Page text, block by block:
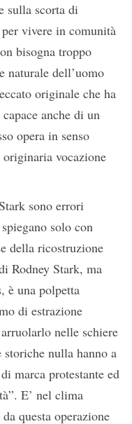
sulla scorta di
vivere in comunità
bisogna troppo
naturale dell’uomo
originale che ha
anche di un
opera in senso
vocazione
sono errori
solo con
della ricostruzione
Rodney Stark, ma
è una polpetta
di estrazione
nelle schiere
storiche nulla hanno a
marca protestante ed
E’ nel clima
questa operazione